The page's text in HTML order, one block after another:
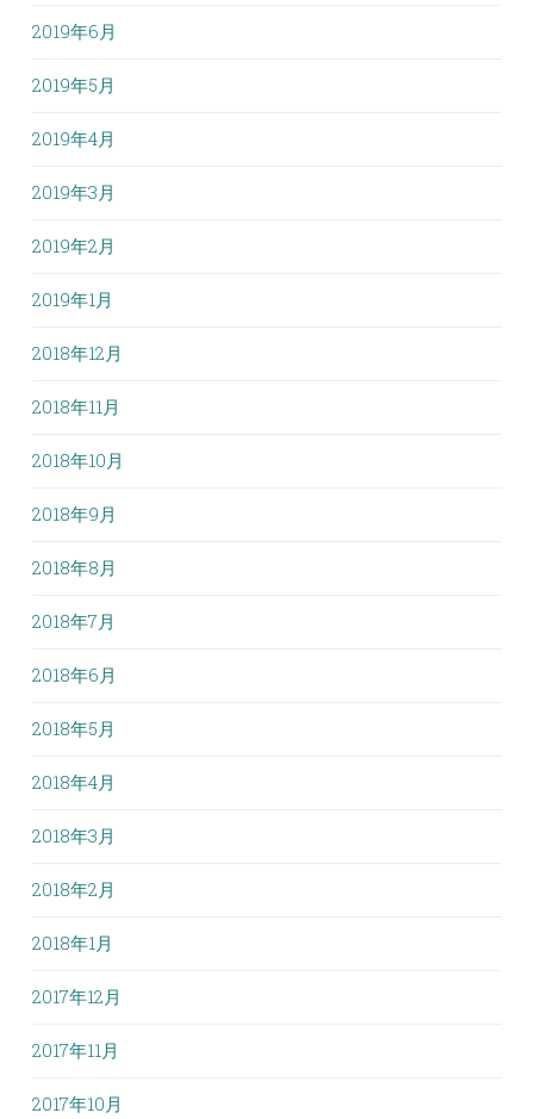
2019年6月
2019年5月
2019年4月
2019年3月
2019年2月
2019年1月
2018年12月
2018年11月
2018年10月
2018年9月
2018年8月
2018年7月
2018年6月
2018年5月
2018年4月
2018年3月
2018年2月
2018年1月
2017年12月
2017年11月
2017年10月